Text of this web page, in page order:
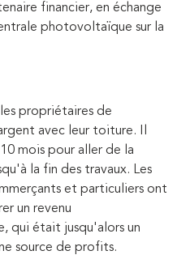
financier, en échange
photovoltaïque sur la
propriétaires de
avec leur toiture. Il
mois pour aller de la
la fin des travaux. Les
et particuliers ont
un revenu
qui était jusqu'alors un
source de profits.